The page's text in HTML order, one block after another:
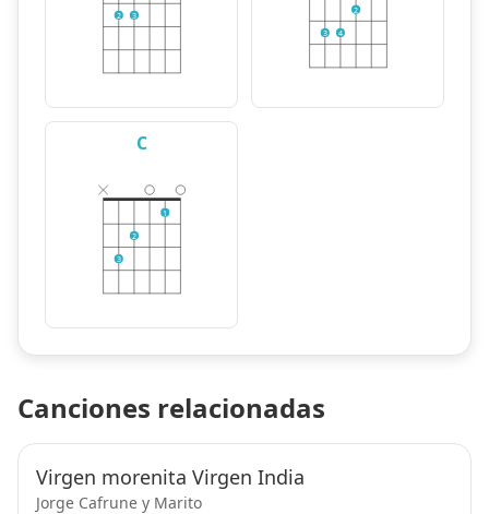
2 3
3 4
2
C
3
2
1
Canciones relacionadas
Virgen morenita Virgen India
Jorge Cafrune y Marito